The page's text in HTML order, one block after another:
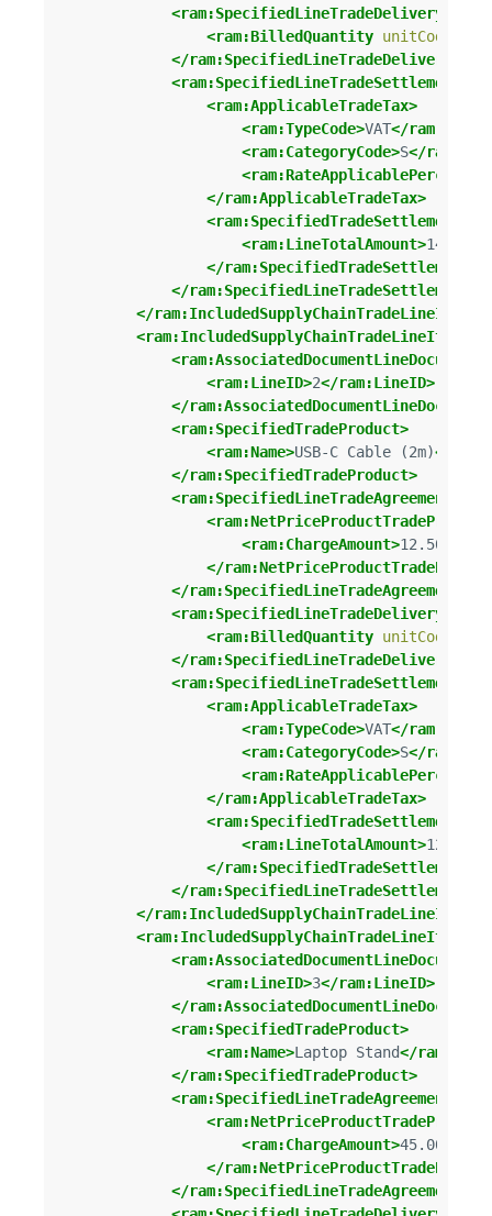
<ram:SpecifiedLineTradeDelivery>
<ram:BilledQuantity unitCode=
</ram:SpecifiedLineTradeDelivery>
<ram:SpecifiedLineTradeSettlement>
<ram:ApplicableTradeTax>
<ram:TypeCode>VAT</
<ram:CategoryCode>S</
<ram:RateApplicablePercent>
</ram:ApplicableTradeTax>
<ram:LineTotalAmount>149.95
</
</ram:SpecifiedLineTradeSettlement>
</ram:IncludedSupplyChainTradeLineItem>
<ram:IncludedSupplyChainTradeLineItem>
<ram:AssociatedDocumentLineDocument>
<ram:LineID>2</ram:LineID>
</
<ram:SpecifiedTradeProduct>
<ram:Name>USB-C Cable (2m)</
</ram:SpecifiedTradeProduct>
<ram:SpecifiedLineTradeAgreement>
<ram:NetPriceProductTradePrice>
<ram:ChargeAmount>12.50
</ram:NetPriceProductTradePrice>
</ram:SpecifiedLineTradeAgreement>
<ram:SpecifiedLineTradeDelivery>
<ram:BilledQuantity unitCode=
</ram:SpecifiedLineTradeDelivery>
<ram:SpecifiedLineTradeSettlement>
<ram:ApplicableTradeTax>
<ram:TypeCode>VAT</
<ram:CategoryCode>S</
<ram:RateApplicablePercent>
</ram:ApplicableTradeTax>
<ram:LineTotalAmount>125.00
</
</ram:SpecifiedLineTradeSettlement>
</ram:IncludedSupplyChainTradeLineItem>
<ram:IncludedSupplyChainTradeLineItem>
<ram:AssociatedDocumentLineDocument>
<ram:LineID>3</ram:LineID>
</
<ram:SpecifiedTradeProduct>
<ram:Name>Laptop Stand</
</ram:SpecifiedTradeProduct>
<ram:SpecifiedLineTradeAgreement>
<ram:NetPriceProductTradePrice>
<ram:ChargeAmount>45.00
</ram:NetPriceProductTradePrice>
</ram:SpecifiedLineTradeAgreement>